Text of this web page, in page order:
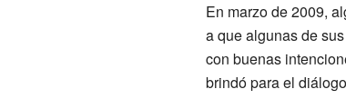
En marzo de 2009,
a que algunas de
con buenas
brindó para el